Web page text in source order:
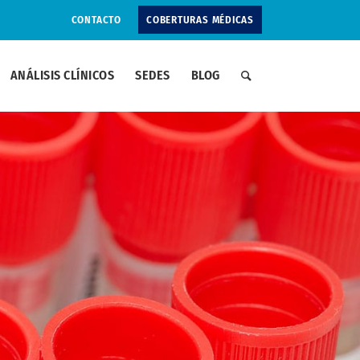
CONTACTO COBERTURAS MÉDICAS
ANÁLISIS CLÍNICOS SEDES BLOG